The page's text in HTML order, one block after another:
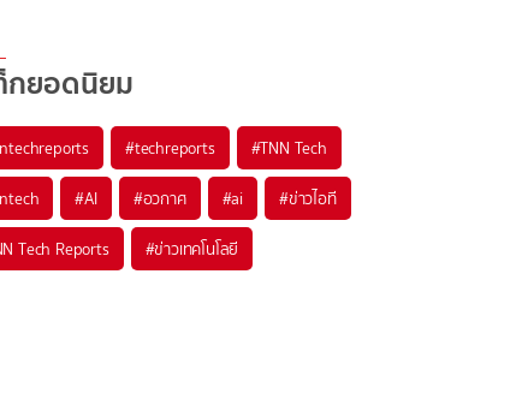
กยอดนิยม
#techreports #TNN Tech
#AI #อวกาศ #ai #ข่าวไอที
Tech Reports #ข่าวเทคโนโลยี